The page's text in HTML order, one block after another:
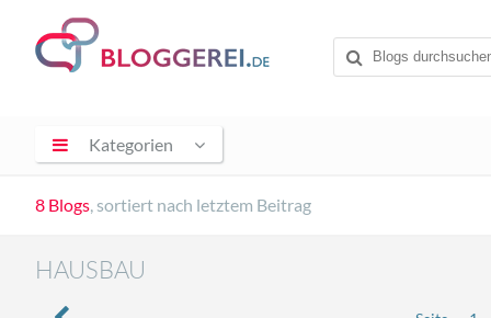
Kategorien
8 Blogs, sortiert nach letztem Beitrag
HAUSBAU